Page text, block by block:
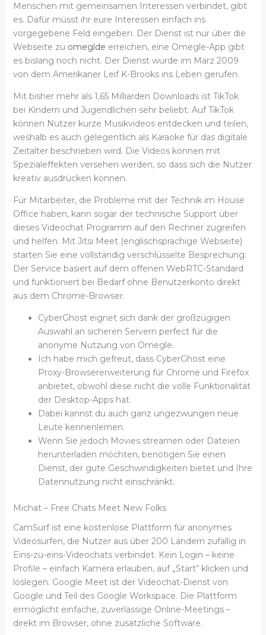
Menschen mit gemeinsamen Interessen verbindet, gibt
es. Dafür müsst ihr eure Interessen einfach ins
vorgegebene Feld eingeben. Der Dienst ist nur über die
Webseite zu omeglde erreichen, eine Omegle-App gibt
es bislang noch nicht. Der Dienst wurde im März 2009
von dem Amerikaner Leif K-Brooks ins Leben gerufen.
Mit bisher mehr als 1,65 Milliarden Downloads ist TikTok
bei Kindern und Jugendlichen sehr beliebt. Auf TikTok
können Nutzer kurze Musikvideos entdecken und teilen,
weshalb es auch gelegentlich als Karaoke für das digitale
Zeitalter beschrieben wird. Die Videos können mit
Spezialeffekten versehen werden, so dass sich die Nutzer
kreativ ausdrücken können.
Für Mitarbeiter, die Probleme mit der Technik im House
Office haben, kann sogar der technische Support über
dieses Videochat Programm auf den Rechner zugreifen
und helfen. Mit Jitsi Meet (englischsprachige Webseite)
starten Sie eine vollständig verschlüsselte Besprechung.
Der Service basiert auf dem offenen WebRTC-Standard
und funktioniert bei Bedarf ohne Benutzerkonto direkt
aus dem Chrome-Browser.
CyberGhost eignet sich dank der großzügigen
Auswahl an sicheren Servern perfect für die
anonyme Nutzung von Omegle.
Ich habe mich gefreut, dass CyberGhost eine
Proxy-Browsererweiterung für Chrome und Firefox
anbietet, obwohl diese nicht die volle Funktionalität
der Desktop-Apps hat.
Dabei kannst du auch ganz ungezwungen neue
Leute kennenlernen.
Wenn Sie jedoch Movies streamen oder Dateien
herunterladen möchten, benötigen Sie einen
Dienst, der gute Geschwindigkeiten bietet und Ihre
Datennutzung nicht einschränkt.
Michat – Free Chats Meet New Folks
CamSurf ist eine kostenlose Plattform für anonymes
Videosurfen, die Nutzer aus über 200 Ländern zufällig in
Eins-zu-eins-Videochats verbindet. Kein Login – keine
Profile – einfach Kamera erlauben, auf „Start“ klicken und
loslegen. Google Meet ist der Videochat-Dienst von
Google und Teil des Google Workspace. Die Plattform
ermöglicht einfache, zuverlässige Online-Meetings –
direkt im Browser, ohne zusätzliche Software.